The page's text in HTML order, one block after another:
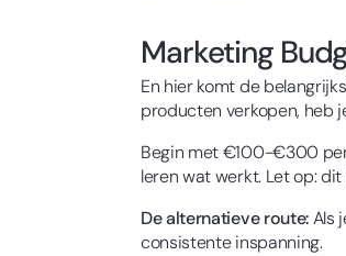
Marketing
En hier komt de
producten verkopen, heb
Begin met €100-€300
leren wat werkt. Let op:
De alternatieve route:Als
consistente inspanning.